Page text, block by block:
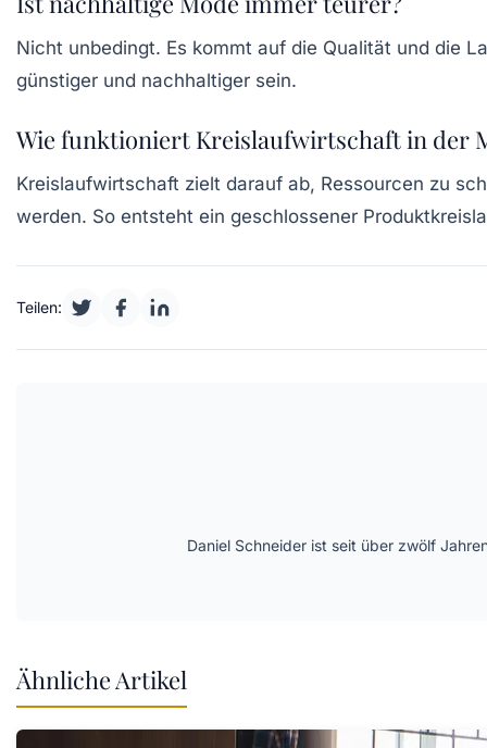
Nicht unbedingt. Es kommt auf die Qualität und die
günstiger und nachhaltiger sein.
Wie funktioniert Kreislaufwirtschaft in der
Kreislaufwirtschaft zielt darauf ab, Ressourcen zu
werden. So entsteht ein geschlossener
Teilen:
Daniel Schneider ist seit über zwölf
Ähnliche Artikel